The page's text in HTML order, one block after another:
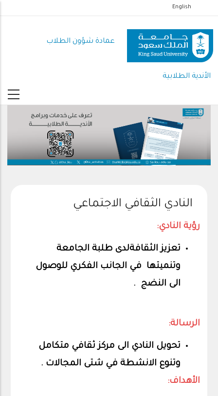
إلى
المحتوى
الرئيسي
English
عمادة شؤون الطلاب
الأندية الطلابية
النادي الثقافي الاجتماعي
رؤية النادي:
تعزيز الثقافةلدى طلبة الجامعة
وتنميتها في الجانب الفكري للوصول
الى النضج .
الرسالة:
تحويل النادي الى مركز ثقافي متكامل
وتنوع الانشطة في شتى المجالات .
الأهداف: